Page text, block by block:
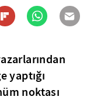
yaptığı
noktası